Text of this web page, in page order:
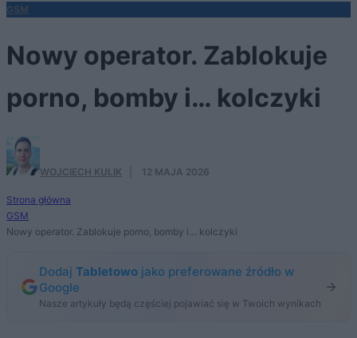
GSM
Nowy operator. Zablokuje
porno, bomby i… kolczyki
WOJCIECH KULIK 12 MAJA 2026
Strona główna
GSM
Nowy operator. Zablokuje porno, bomby i… kolczyki
Dodaj Tabletowo jako preferowane źródło w
Google
Nasze artykuły będą częściej pojawiać się w Twoich wynikach